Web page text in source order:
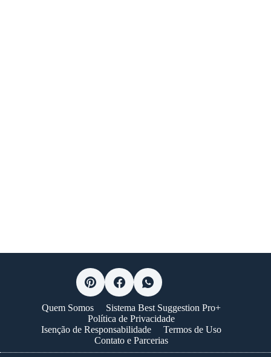
Quem Somos
Sistema Best Suggestion Pro+
Política de Privacidade
Isenção de Responsabilidade
Termos de Uso
Contato e Parcerias